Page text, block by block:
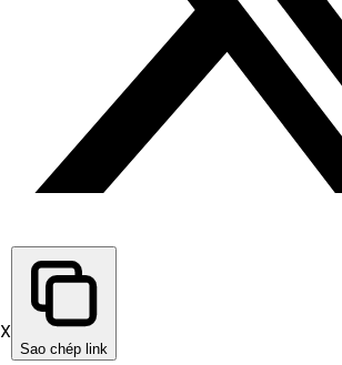
X
Sao chép link